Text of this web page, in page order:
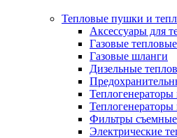
Тепловые пушки и
Аксессуары для
Газовые
Газовые шланги
Дизельные
Теплогенераторы
Фильтры съемные
Электрические